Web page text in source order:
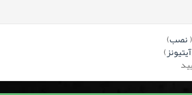
نصب)
آیتیونز)